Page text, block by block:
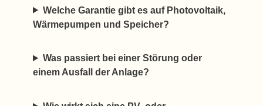
Welche Garantie gibt es auf Photovoltaik,
Wärmepumpen und Speicher?
Was passiert bei einer Störung oder
einem Ausfall der Anlage?